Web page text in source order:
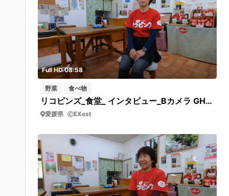
Full HD 08:58
野菜 食べ物
リコピンズ_食堂_ インタビュー_Bカメラ GH010156 水口さんインタビュー
愛媛県 EXest